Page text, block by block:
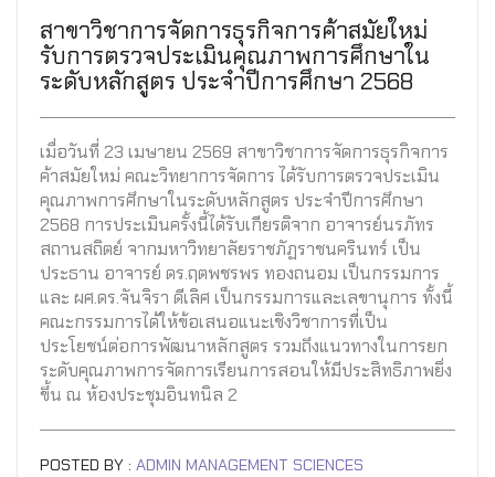
สาขาวิชาการจัดการธุรกิจการค้าสมัยใหม่
รับการตรวจประเมินคุณภาพการศึกษาใน
ระดับหลักสูตร ประจำปีการศึกษา 2568
เมื่อวันที่ 23 เมษายน 2569 สาขาวิชาการจัดการธุรกิจการ
ค้าสมัยใหม่ คณะวิทยาการจัดการ ได้รับการตรวจประเมิน
คุณภาพการศึกษาในระดับหลักสูตร ประจำปีการศึกษา
2568 การประเมินครั้งนี้ได้รับเกียรติจาก อาจารย์นรภัทร
สถานสถิตย์ จากมหาวิทยาลัยราชภัฏราชนครินทร์ เป็น
ประธาน อาจารย์ ดร.ฤตพชรพร ทองถนอม เป็นกรรมการ
และ ผศ.ดร.จันจิรา ดีเลิศ เป็นกรรมการและเลขานุการ ทั้งนี้
คณะกรรมการได้ให้ข้อเสนอแนะเชิงวิชาการที่เป็น
ประโยชน์ต่อการพัฒนาหลักสูตร รวมถึงแนวทางในการยก
ระดับคุณภาพการจัดการเรียนการสอนให้มีประสิทธิภาพยิ่ง
ขึ้น ณ ห้องประชุมอินทนิล 2
POSTED BY : ADMIN MANAGEMENT SCIENCES